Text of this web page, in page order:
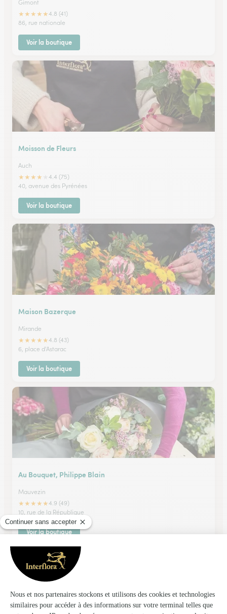
Gimont
★★★★★4.8 (41)
86, rue nationale
Voir la boutique
Moisson de Fleurs
Auch
★★★★
4.4 (75)
40, avenue des Pyrénées
Voir la boutique
Maison Bazerque
Mirande
★★★★★4.8 (43)
6, place d'Astarac
Voir la boutique
Au Bouquet, Philippe Blain
Mauvezin
★★★★★4.9 (49)
10, rue de la République
Voir la boutique